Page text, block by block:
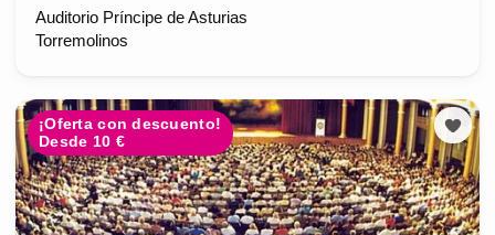
Auditorio Príncipe de Asturias
Torremolinos
¡Oferta con descuento!
Desde 10 €